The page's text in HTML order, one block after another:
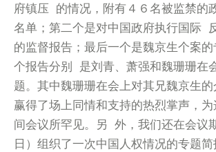
府镇压 的情况，附有４６名被监禁的
名单；第二个是对中国政府执行国际
的监督报告；最后一个是魏京生个案
个报告分别 是刘青、萧强和魏珊珊在
题。其中魏珊珊在会上对其兄魏京生
赢得了场上同情和支持的热烈掌声，
间会议所罕见。另 外，我们还在会议
日）组织了一次中国人权情况的专题